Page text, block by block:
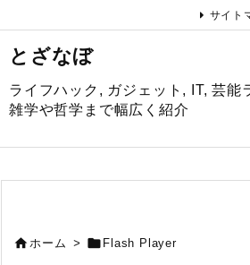
とざなぼ
ライフハック, ガジェット, IT, 芸能
雑学や哲学まで幅広く紹介
サイト
ホーム >  Flash Player